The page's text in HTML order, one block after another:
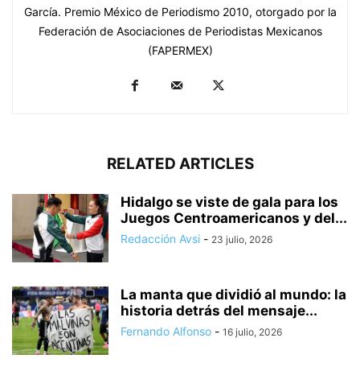
García. Premio México de Periodismo 2010, otorgado por la
Federación de Asociaciones de Periodistas Mexicanos
(FAPERMEX)
RELATED ARTICLES
Hidalgo se viste de gala para los
Juegos Centroamericanos y del...
Redacción Avsi - 23 julio, 2026
La manta que dividió al mundo: la
historia detrás del mensaje...
Fernando Alfonso - 16 julio, 2026